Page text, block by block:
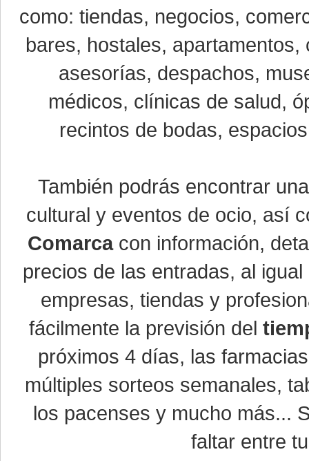
como: tiendas, negocios,
bares, hostales,
asesorías, despachos,
médicos, clínicas de salud,
recintos de bodas,
También podrás encontrar
cultural y eventos de ocio, así
Comarcacon información,
precios de las entradas, al
empresas, tiendas y
fácilmente la previsión del
próximos 4 días, las
múltiples sorteos semanales,
los pacenses y mucho más...
faltar entre